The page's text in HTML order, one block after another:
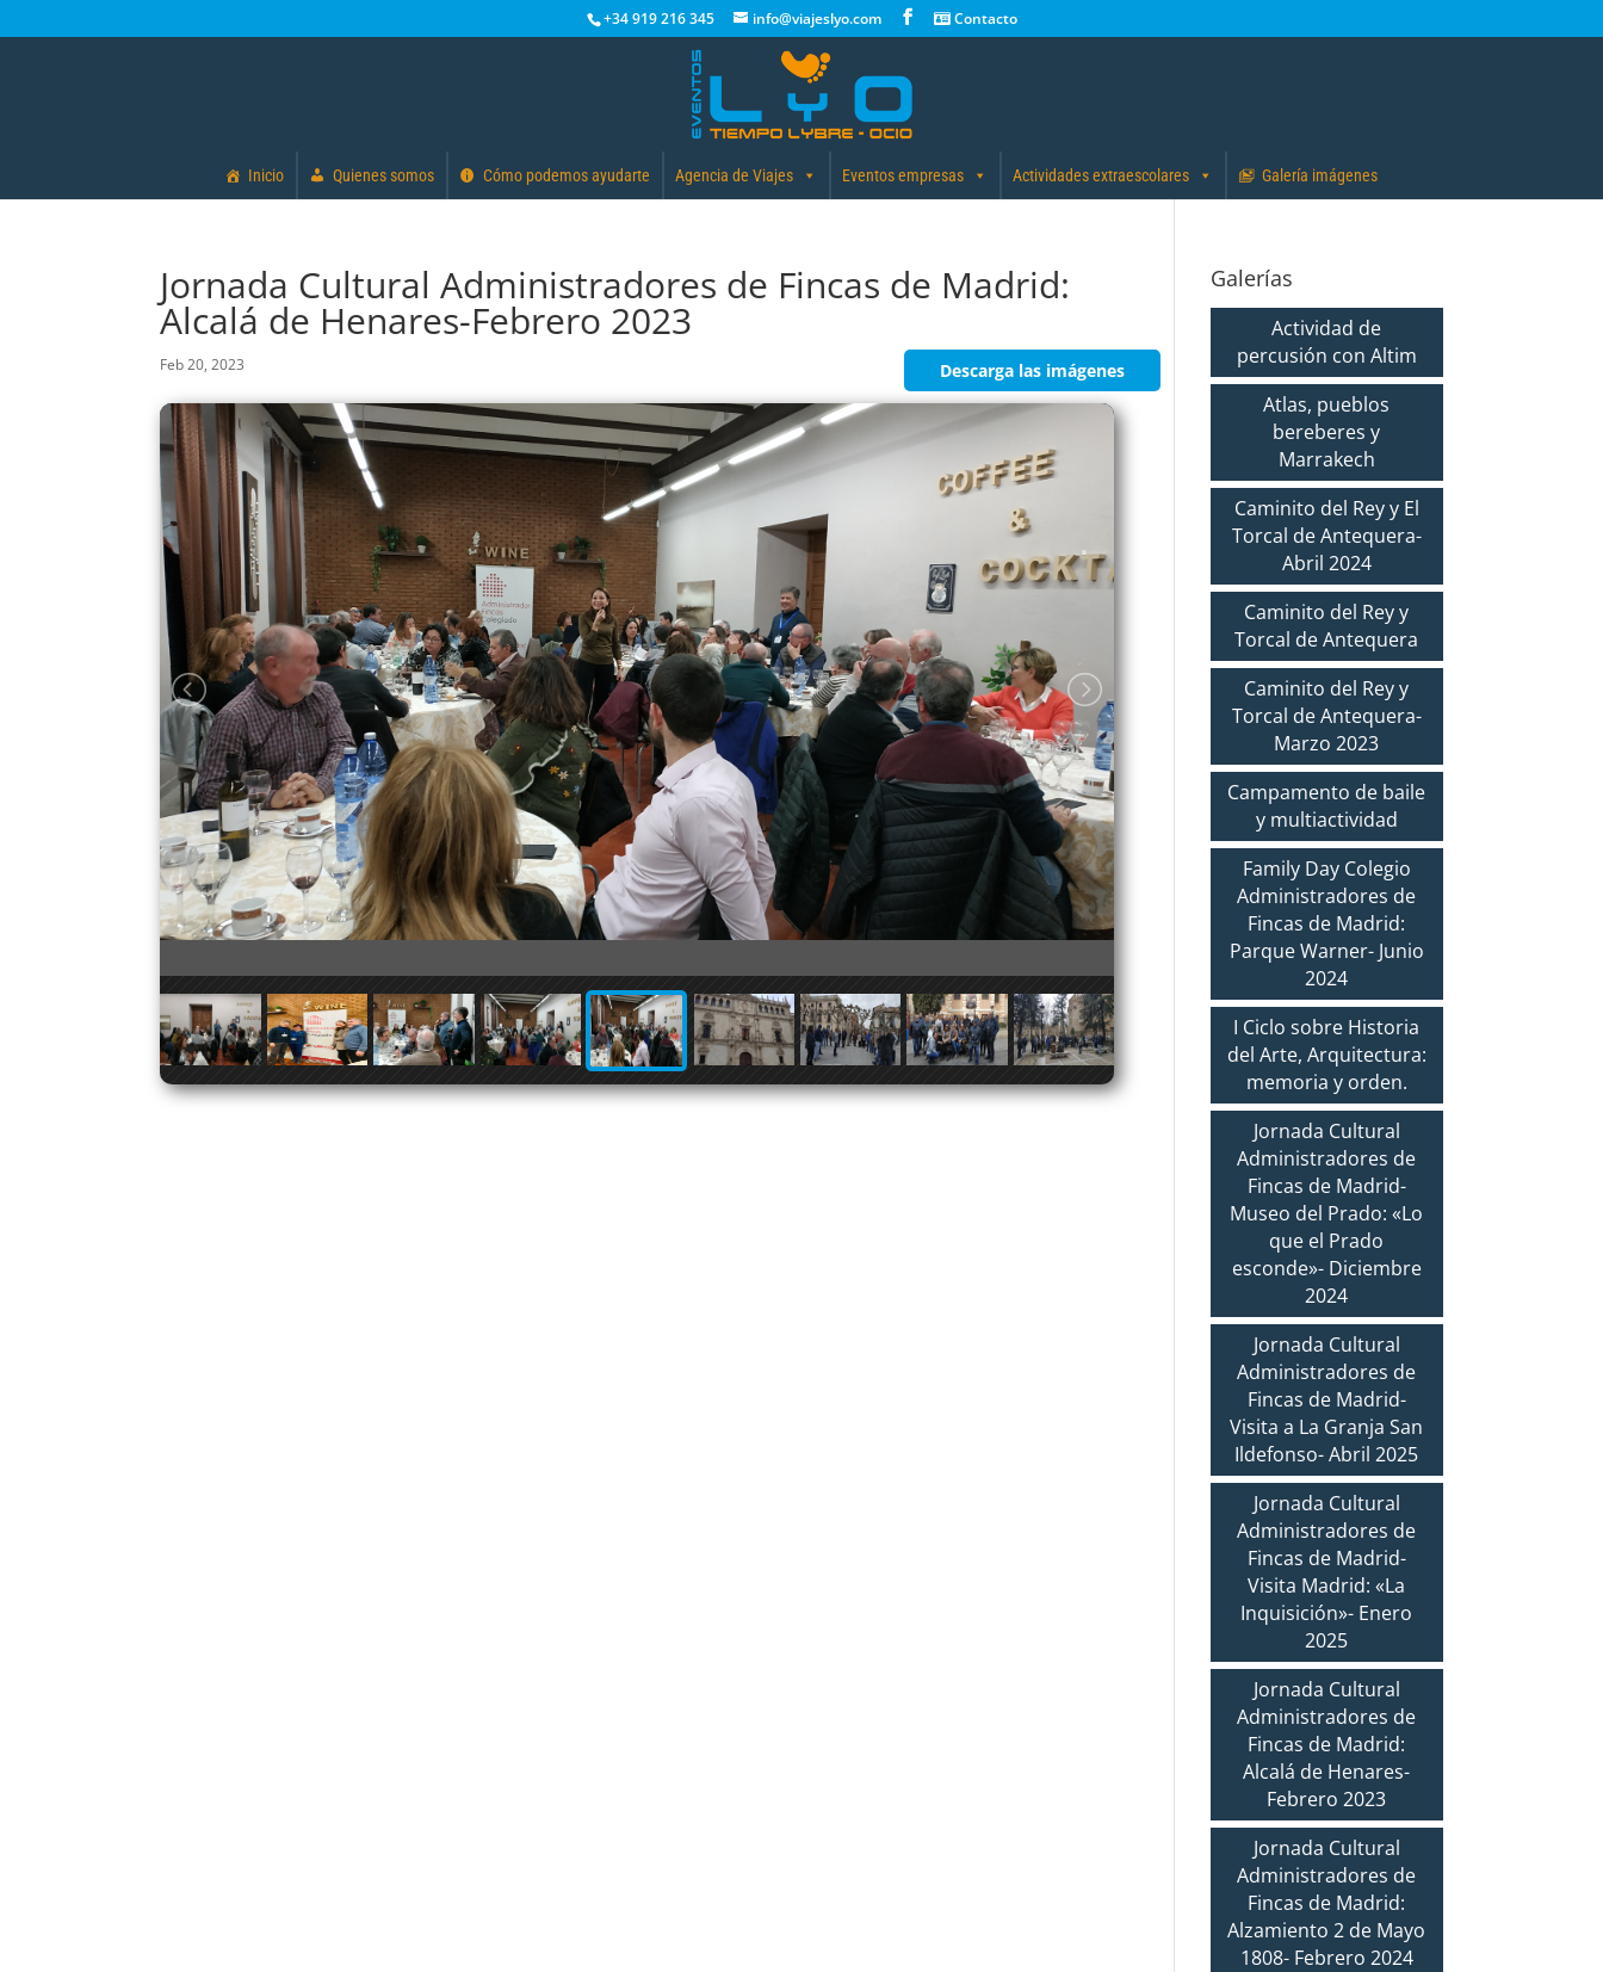
+34 919 216 345 info@viajeslyo.com Contacto
Inicio Quienes somos Cómo podemos ayudarte Agencia de Viajes Eventos empresas Actividades extraescolares Galería imágenes
Jornada Cultural Administradores de Fincas de Madrid:
Alcalá de Henares-Febrero 2023
Feb 20, 2023 Descarga las imágenes
Galerías
Actividad de
percusión con Altim
Atlas, pueblos
bereberes y
Marrakech
Caminito del Rey y El
Torcal de Antequera-
Abril 2024
Caminito del Rey y
Torcal de Antequera
Caminito del Rey y
Torcal de Antequera-
Marzo 2023
Campamento de baile
y multiactividad
Family Day Colegio
Administradores de
Fincas de Madrid:
Parque Warner- Junio
2024
I Ciclo sobre Historia
del Arte, Arquitectura:
memoria y orden.
Jornada Cultural
Administradores de
Fincas de Madrid-
Museo del Prado: «Lo
que el Prado
esconde»- Diciembre
2024
Jornada Cultural
Administradores de
Fincas de Madrid-
Visita a La Granja San
Ildefonso- Abril 2025
Jornada Cultural
Administradores de
Fincas de Madrid-
Visita Madrid: «La
Inquisición»- Enero
2025
Jornada Cultural
Administradores de
Fincas de Madrid:
Alcalá de Henares-
Febrero 2023
Jornada Cultural
Administradores de
Fincas de Madrid:
Alzamiento 2 de Mayo
1808- Febrero 2024